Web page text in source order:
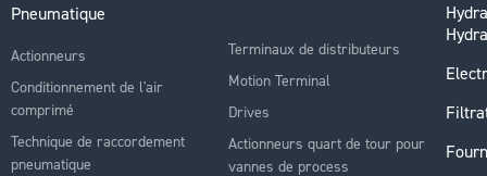
Pneumatique
Actionneurs
Conditionnement de l'air
comprimé
Technique de raccordement
pneumatique
Terminaux de distributeurs
Motion Terminal
Drives
Actionneurs quart de tour pour
vannes de process